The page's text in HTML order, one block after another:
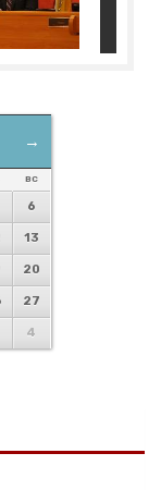
→
ВС
6
13
20
27
4